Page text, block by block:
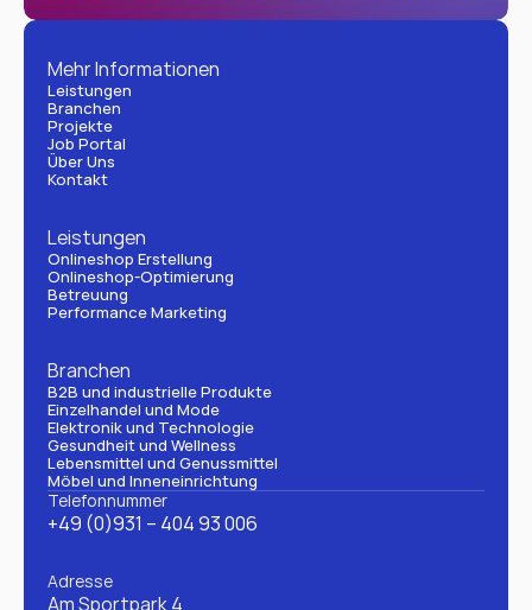
Mehr Informationen
Leistungen
Branchen
Projekte
Job Portal
Über Uns
Kontakt
Leistungen
Onlineshop Erstellung
Onlineshop-Optimierung
Betreuung
Performance Marketing
Branchen
B2B und industrielle Produkte
Einzelhandel und Mode
Elektronik und Technologie
Gesundheit und Wellness
Lebensmittel und Genussmittel
Möbel und Inneneinrichtung
Telefonnummer
+49 (0)931 – 404 93 006
Adresse
Am Sportpark 4